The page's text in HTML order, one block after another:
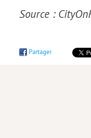
Source :
Partager